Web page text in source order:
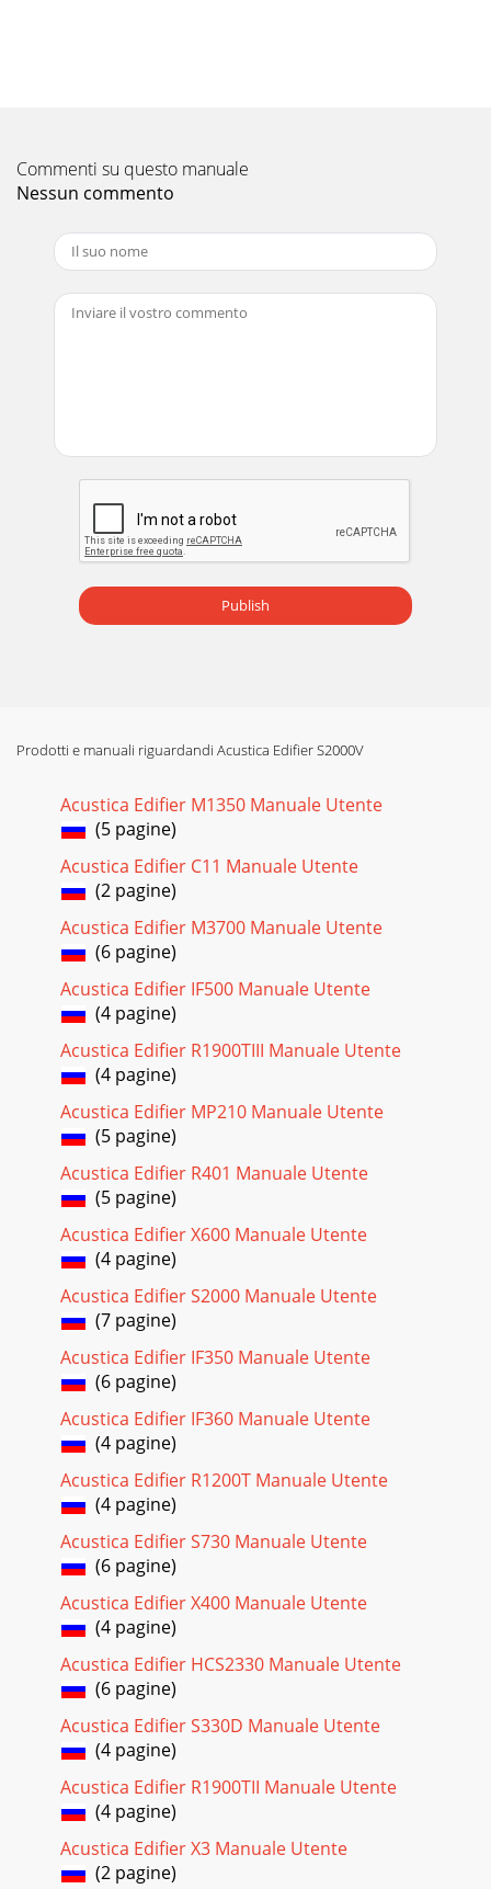
Commenti su questo manuale
Nessun commento
Publish
Prodotti e manuali riguardandi Acustica Edifier S2000V
Acustica Edifier M1350 Manuale Utente
(5 pagine)
Acustica Edifier C11 Manuale Utente
(2 pagine)
Acustica Edifier M3700 Manuale Utente
(6 pagine)
Acustica Edifier IF500 Manuale Utente
(4 pagine)
Acustica Edifier R1900TIII Manuale Utente
(4 pagine)
Acustica Edifier MP210 Manuale Utente
(5 pagine)
Acustica Edifier R401 Manuale Utente
(5 pagine)
Acustica Edifier X600 Manuale Utente
(4 pagine)
Acustica Edifier S2000 Manuale Utente
(7 pagine)
Acustica Edifier IF350 Manuale Utente
(6 pagine)
Acustica Edifier IF360 Manuale Utente
(4 pagine)
Acustica Edifier R1200T Manuale Utente
(4 pagine)
Acustica Edifier S730 Manuale Utente
(6 pagine)
Acustica Edifier X400 Manuale Utente
(4 pagine)
Acustica Edifier HCS2330 Manuale Utente
(6 pagine)
Acustica Edifier S330D Manuale Utente
(4 pagine)
Acustica Edifier R1900TII Manuale Utente
(4 pagine)
Acustica Edifier X3 Manuale Utente
(2 pagine)